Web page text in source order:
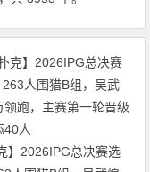
】2026IPG总决赛选